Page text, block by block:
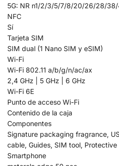
5G: NR n1/2/3/5/7/8/20/26/28/
NFC
Sí
Tarjeta SIM
SIM dual (1 Nano SIM y eSIM)
Wi-Fi
Wi-Fi 802.11 a/b/g/n/ac/ax
2,4 GHz | 5 GHz | 6 GHz
Wi-Fi 6E
Punto de acceso Wi-Fi
Contenido de la caja
Componentes
Signature packaging fragrance,
cable, Guides, SIM tool, Protective
Smartphone